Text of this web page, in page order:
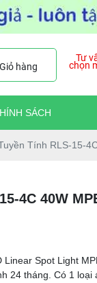
Giỏ hàng
Tư
chọn
SÁCH
Tính RLS-15-
4C 40W
Spot Light
24 tháng. Có 1 loại